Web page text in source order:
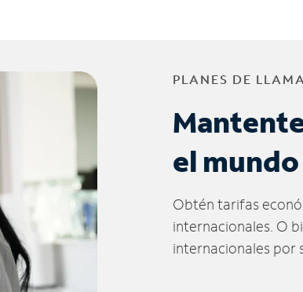
PLANES DE
el mundo
Obtén tarifas
internacionales. O
internacionales por